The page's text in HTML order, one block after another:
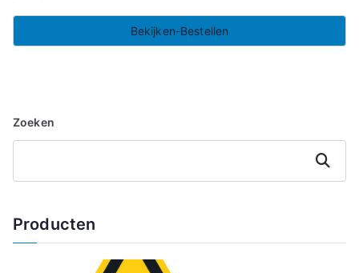
Bekijken-Bestellen
Zoeken
Zoeken
Producten